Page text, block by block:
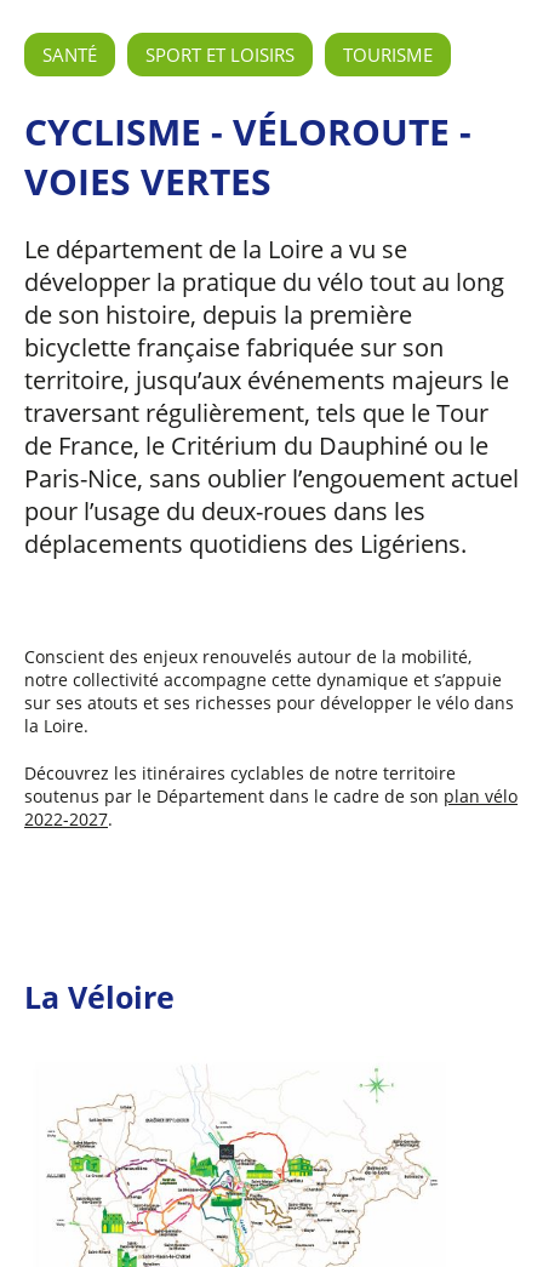
SANTÉ SPORT ET LOISIRS TOURISME
CYCLISME - VÉLOROUTE -
VOIES VERTES
Le département de la Loire a vu se
développer la pratique du vélo tout au long
de son histoire, depuis la première
bicyclette française fabriquée sur son
territoire, jusqu’aux événements majeurs le
traversant régulièrement, tels que le Tour
de France, le Critérium du Dauphiné ou le
Paris-Nice, sans oublier l’engouement actuel
pour l’usage du deux-roues dans les
déplacements quotidiens des Ligériens.
Conscient des enjeux renouvelés autour de la mobilité,
notre collectivité accompagne cette dynamique et s’appuie
sur ses atouts et ses richesses pour développer le vélo dans
la Loire.
Découvrez les itinéraires cyclables de notre territoire
soutenus par le Département dans le cadre de son plan vélo
2022-2027.
La Véloire